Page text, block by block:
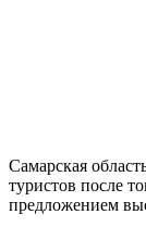
Самарская
туристов после
предложением